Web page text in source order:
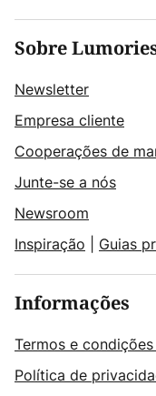
Sobre
Newsletter
Empresa cliente
Cooperações de
Junte-se a nós
Newsroom
Inspiração
Guias
Informações
Termos e
Política de